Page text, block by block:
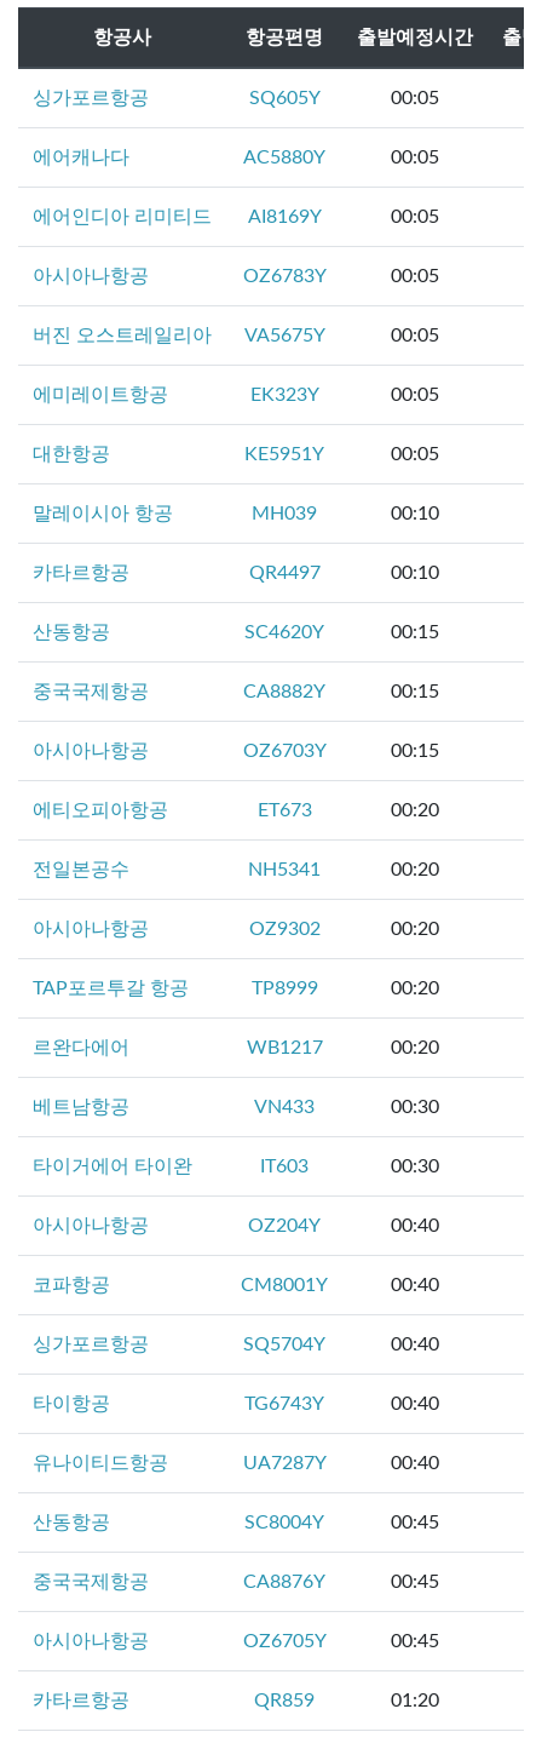
항공사 항공편명 출발예정시간 출
싱가포르항공 SQ605Y 00:05
에어캐나다 AC5880Y 00:05
에어인디아 리미티드 AI8169Y 00:05
아시아나항공 OZ6783Y 00:05
버진 오스트레일리아 VA5675Y 00:05
에미레이트항공 EK323Y 00:05
대한항공 KE5951Y 00:05
말레이시아 항공 MH039 00:10
카타르항공 QR4497 00:10
산동항공 SC4620Y 00:15
중국국제항공 CA8882Y 00:15
아시아나항공 OZ6703Y 00:15
에티오피아항공 ET673 00:20
전일본공수 NH5341 00:20
아시아나항공 OZ9302 00:20
TAP포르투갈 항공 TP8999 00:20
르완다에어 WB1217 00:20
베트남항공 VN433 00:30
타이거에어 타이완 IT603 00:30
아시아나항공 OZ204Y 00:40
코파항공 CM8001Y 00:40
싱가포르항공 SQ5704Y 00:40
타이항공 TG6743Y 00:40
유나이티드항공 UA7287Y 00:40
산동항공 SC8004Y 00:45
중국국제항공 CA8876Y 00:45
아시아나항공 OZ6705Y 00:45
카타르항공 QR859 01:20